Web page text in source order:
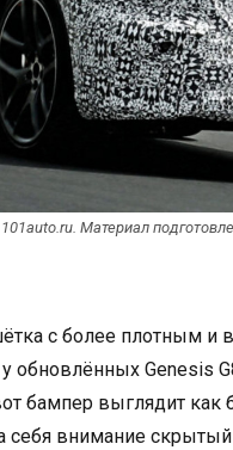
Материал
с более
обновлённых Genesis
бампер выглядит
внимание